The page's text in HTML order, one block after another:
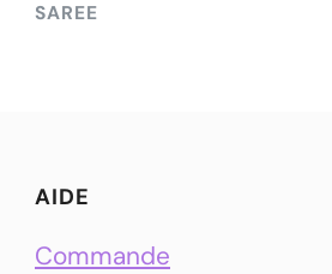
SAREE
AIDE
Commande